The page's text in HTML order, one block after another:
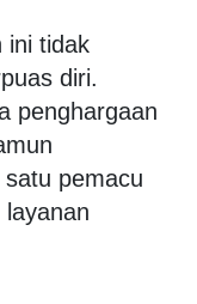
ini tidak
diri.
penghargaan
pemacu